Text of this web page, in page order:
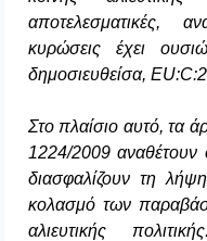
αποτελεσματικές,
κυρώσεις έχει
δημοσιευθείσα,
Στο πλαίσιο αυτό, τα
1224/2009 αναθέτουν
διασφαλίζουν τη
κολασμό των
αλιευτικής